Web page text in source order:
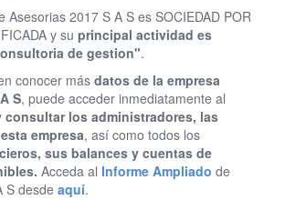
Asesorias 2017 S A S es SOCIEDAD POR
y su principal actividad es
de gestion".
conocer más datos de la empresa
S, puede acceder inmediatamente al
consultar los administradores, las
empresa, así como todos los
sus balances y cuentas de
Acceda al Informe Ampliado de
S desde aquí.